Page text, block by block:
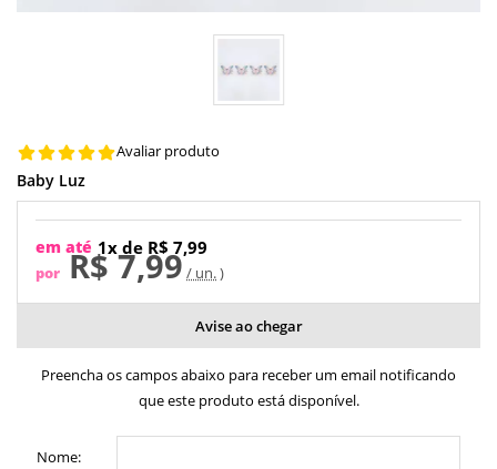
Avaliar produto
Baby Luz
por R$ 7,99 / un.
em até 1x de R$ 7,99
Avise ao chegar
Preencha os campos abaixo para receber um email notificando
que este produto está disponível.
Nome: